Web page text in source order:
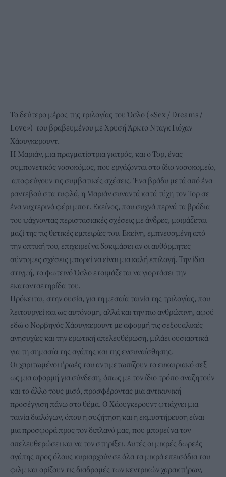
Το δεύτερο μέρος της τριλογίας του Όσλο ( «Sex / Dreams /
Love») του βραβευμένου με Χρυσή Άρκτο Νταγκ Γιόχαν
Χάουγκερουντ.
Η Μαριάν, μια πραγματίστρια γιατρός, και ο Τορ, ένας
συμπονετικός νοσοκόμος, που εργάζονται στο ίδιο νοσοκομείο,
αποφεύγουν τις συμβατικές σχέσεις. Ένα βράδυ μετά από ένα
ραντεβού στα τυφλά, η Μαριάν συναντά κατά τύχη τον Τορ σε
ένα νυχτερινό φέρι μποτ. Εκείνος, που συχνά περνά τα βράδια
του ψάχνοντας περιστασιακές σχέσεις με άνδρες, μοιράζεται
μαζί της τις θετικές εμπειρίες του. Εκείνη, εμπνευσμένη από
την οπτική του, επιχειρεί να δοκιμάσει αν οι αυθόρμητες
σύντομες σχέσεις μπορεί να είναι μια καλή επιλογή. Την ίδια
στιγμή, το φωτεινό Όσλο ετοιμάζεται να γιορτάσει την
εκατονταετηρίδα του.
Πρόκειται, στην ουσία, για τη μεσαία ταινία της τριλογίας, που
λειτουργεί και ως αυτόνομη, αλλά και την πιο ανθρώπινη, αφού
εδώ ο Νορβηγός Χάουγκερουντ με αφορμή τις σεξουαλικές
ανησυχίες και την ερωτική απελευθέρωση, μιλάει ουσιαστικά
για τη σημασία της αγάπης και της ενσυναίσθησης.
Οι χαριτωμένοι ήρωές του αντιμετωπίζουν το ευκαιριακό σεξ
ως μια αφορμή για σύνδεση, όπως με τον ίδιο τρόπο αναζητούν
και το άλλο τους μισό, προσφέροντας μια αντικυνική
προσέγγιση πάνω στο θέμα. Ο Χάουγκερουντ φτιάχνει μια
ταινία διαλόγων, όπου η συζήτηση και η εκμυστήρευση είναι
μια προσφορά προς τον διπλανό μας, που μπορεί να τον
απελευθερώσει και να τον στηρίξει. Αυτές οι μικρές δωρεές
αγάπης προς όλους κυριαρχούν σε όλα τα μικρά επεισόδια του
φιλμ και ορίζουν τις διαδρομές των κεντρικών χαρακτήρων,